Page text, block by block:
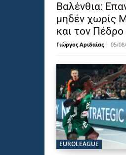
Βαλένθια:
μηδέν χωρίς
και τον
Γιώργος Αριδαίας - 05/
EUROLEAGUE